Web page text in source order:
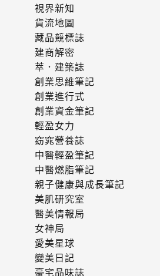
視界新知
貨流地圖
藏品競標誌
建商解密
萃．建築誌
創業思維筆記
創業進行式
創業資金筆記
輕盈女力
窈窕營養誌
中醫輕盈筆記
中醫燃脂筆記
親子健康與成長筆記
美肌研究室
醫美情報局
女神局
愛美星球
變美日記
豪宅品味誌